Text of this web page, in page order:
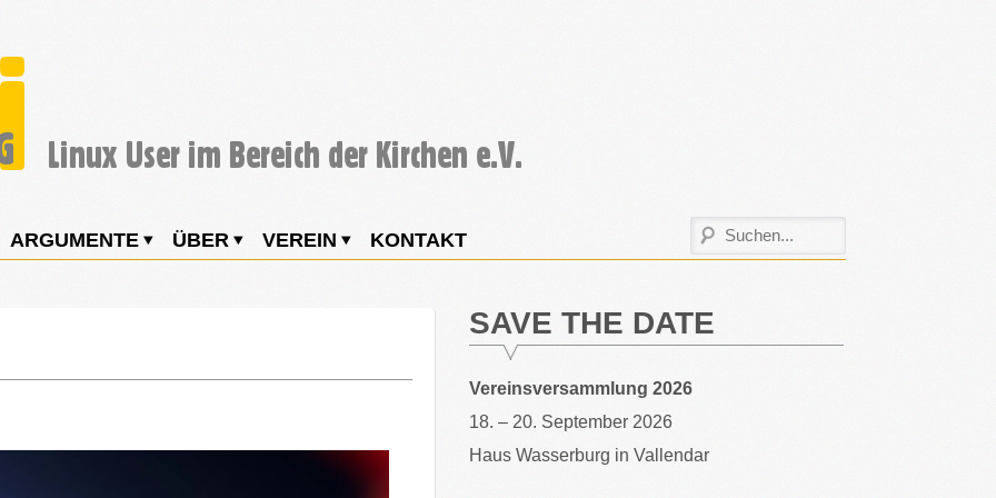
ARGUMENTE ÜBER VEREIN KONTAKT
SAVE THE DATE
Vereinsversammlung 2026
18. – 20. September 2026
Haus Wasserburg in Vallendar